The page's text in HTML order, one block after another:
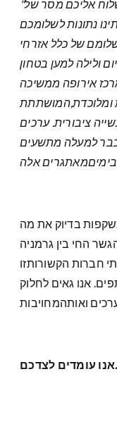
"בימים מורכבים אלה אנו מבקשים לשלוח אליכם מסר של
נתונות לשלומכם
של כלל אזרחי
ולילה למען בטחון
אירופה ממשיכה
ומלוכדת,המושתתת
ציבורית. ערכים
כבר למעלה מתשעים
בדיוק את מה
החי בין גרמניה
חברות הקשורותזו
אנו גאים לחלוק
אנו עומדים לצדכם.